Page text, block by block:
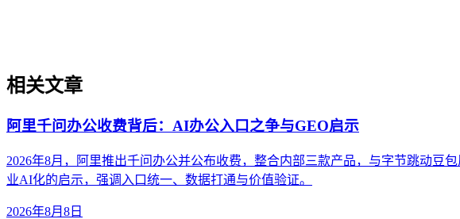
相关文章
阿里千问办公收费背后：AI办公入口之争与GEO启示
2026年8月，阿里推出千问办公并公布收费，整合内部三款产品，与字节跳动
业AI化的启示，强调入口统一、数据打通与价值验证。
2026年8月8日